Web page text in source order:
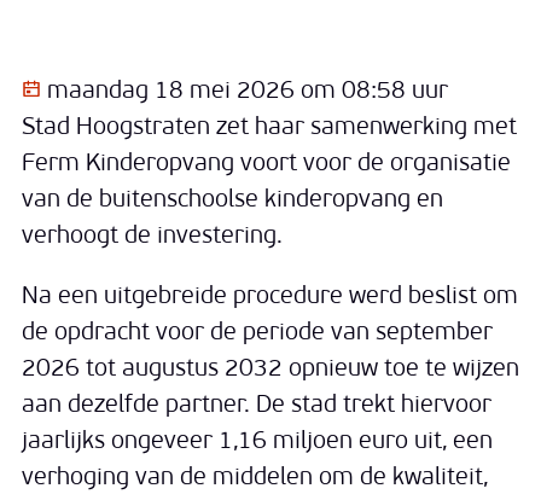
Gepubliceerd op
maandag 18 mei 2026 om 08:58 uur
Stad Hoogstraten zet haar samenwerking met
Ferm Kinderopvang voort voor de organisatie
van de buitenschoolse kinderopvang en
verhoogt de investering.
Na een uitgebreide procedure werd beslist om
de opdracht voor de periode van september
2026 tot augustus 2032 opnieuw toe te wijzen
aan dezelfde partner. De stad trekt hiervoor
jaarlijks ongeveer 1,16 miljoen euro uit, een
verhoging van de middelen om de kwaliteit,